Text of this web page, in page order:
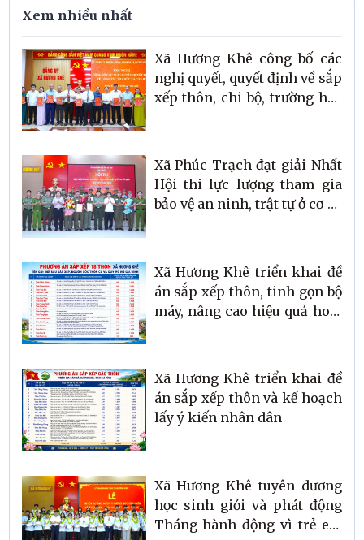
Xem nhiều nhất
Xã Hương Khê công bố các
nghị quyết, quyết định về sắp
xếp thôn, chi bộ, trường học
Xã Phúc Trạch đạt giải Nhất
Hội thi lực lượng tham gia
bảo vệ an ninh, trật tự ở cơ sở
Xã Hương Khê triển khai đề
án sắp xếp thôn, tinh gọn bộ
máy, nâng cao hiệu quả hoạt
Xã Hương Khê triển khai đề
án sắp xếp thôn và kế hoạch
lấy ý kiến nhân dân
Xã Hương Khê tuyên dương
học sinh giỏi và phát động
Tháng hành động vì trẻ em